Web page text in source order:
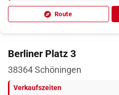
Route
Berliner Platz 3
38364Schöningen
Verkaufszeiten